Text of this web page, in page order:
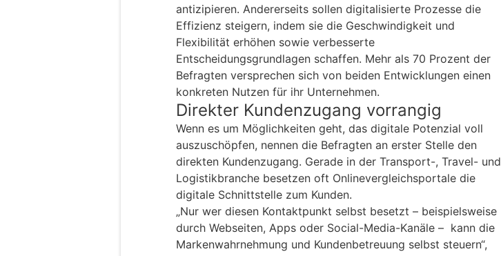
antizipieren. Andererseits sollen digitalisierte Prozesse die
Effizienz steigern, indem sie die Geschwindigkeit und
Flexibilität erhöhen sowie verbesserte
Entscheidungsgrundlagen schaffen. Mehr als 70 Prozent der
Befragten versprechen sich von beiden Entwicklungen einen
konkreten Nutzen für ihr Unternehmen.
Direkter Kundenzugang vorrangig
Wenn es um Möglichkeiten geht, das digitale Potenzial voll
auszuschöpfen, nennen die Befragten an erster Stelle den
direkten Kundenzugang. Gerade in der Transport-, Travel- und
Logistikbranche besetzen oft Onlinevergleichsportale die
digitale Schnittstelle zum Kunden.
„Nur wer diesen Kontaktpunkt selbst besetzt – beispielsweise
durch Webseiten, Apps oder Social-Media-Kanäle – kann die
Markenwahrnehmung und Kundenbetreuung selbst steuern“,